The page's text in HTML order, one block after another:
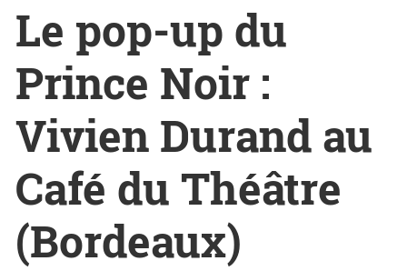
Le pop-up du
Prince Noir :
Vivien Durand au
Café du Théâtre
(Bordeaux)